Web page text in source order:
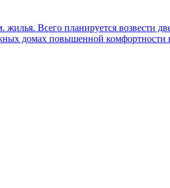
жилья. Всего планируется
домах повышенной комфортности